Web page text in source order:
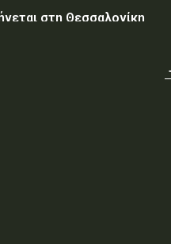
στη Θεσσαλονίκη
οι τραυματίες από